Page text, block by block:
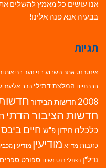
אנו עושים כל מאמץ להשלים
בבעיה אנא פנה אלינו!
תגיות
אינטרנט אתר השבוע בני נוער בריאות
חברתיים המלצת דתילי הרב אליעזר
2008 חדשות הבידור
חדשות הציבור הדתי
כלכלה חידון פ"ש חיים ביבס
כתבות מד"א מודיעין מודיעין
נדל"ן נפתלי בנט נשים ספורט ספרים